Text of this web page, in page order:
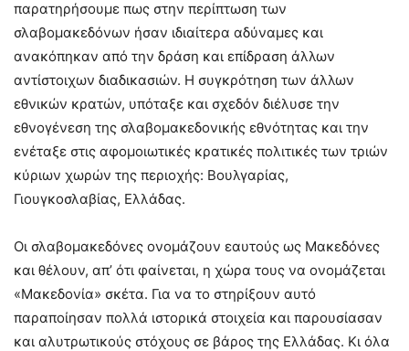
παρατηρήσουμε πως στην περίπτωση των
σλαβομακεδόνων ήσαν ιδιαίτερα αδύναμες και
ανακόπηκαν από την δράση και επίδραση άλλων
αντίστοιχων διαδικασιών. Η συγκρότηση των άλλων
εθνικών κρατών, υπόταξε και σχεδόν διέλυσε την
εθνογένεση της σλαβομακεδονικής εθνότητας και την
ενέταξε στις αφομοιωτικές κρατικές πολιτικές των τριών
κύριων χωρών της περιοχής: Βουλγαρίας,
Γιουγκοσλαβίας, Ελλάδας.
Οι σλαβομακεδόνες ονομάζουν εαυτούς ως Μακεδόνες
και θέλουν, απ’ ότι φαίνεται, η χώρα τους να ονομάζεται
«Μακεδονία» σκέτα. Για να το στηρίξουν αυτό
παραποίησαν πολλά ιστορικά στοιχεία και παρουσίασαν
και αλυτρωτικούς στόχους σε βάρος της Ελλάδας. Κι όλα